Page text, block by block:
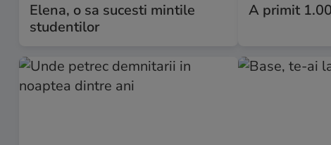
Elena, o sa sucesti mintile
studentilor
A primit